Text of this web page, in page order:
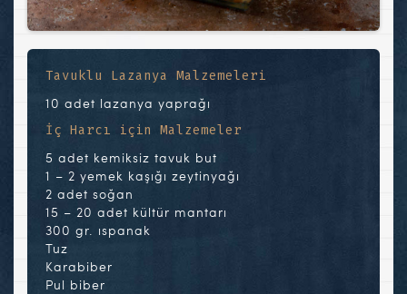
Tavuklu Lazanya Malzemeleri
10 adet lazanya yaprağı
İç Harcı için Malzemeler
5 adet kemiksiz tavuk but
1 – 2 yemek kaşığı zeytinyağı
2 adet soğan
15 – 20 adet kültür mantarı
300 gr. ıspanak
Tuz
Karabiber
Pul biber